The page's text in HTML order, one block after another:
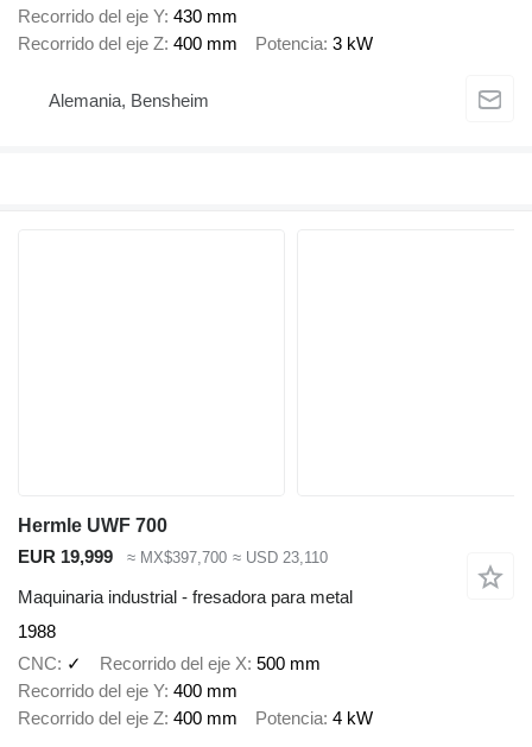
Recorrido del eje Y 430 mm
Recorrido del eje Z 400 mm Potencia 3 kW
Alemania, Bensheim
Hermle UWF 700
EUR 19,999
≈ MX$397,700 ≈ USD 23,110
Maquinaria industrial - fresadora para metal
1988
CNC
✓ Recorrido del eje X 500 mm
Recorrido del eje Y 400 mm
Recorrido del eje Z 400 mm Potencia 4 kW